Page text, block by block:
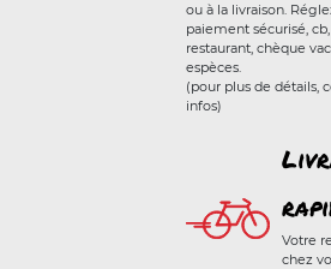
ou à la livraison.
paiement sécurisé,
restaurant, chèque
espèces.
(pour plus de détails,
infos)
Votre
chez